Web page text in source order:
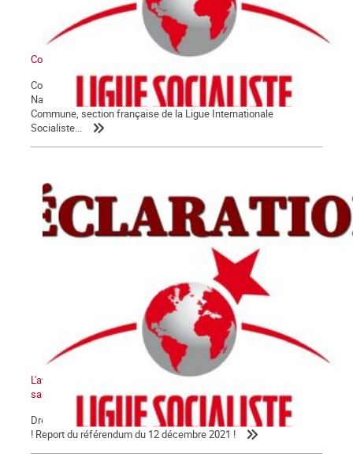
Communiqué du groupe La Commune
Conformément à ses statuts, et sur proposition de son Comité
National, l’assemblée générale des militant.e.s du groupe La
Commune, section française de la Ligue Internationale
Socialiste...
L'avenir de la Kanaky-Nouvelle-Calédonie ne peut pas se faire
sans le peuple kanak !
Droit au peuple kanak à disposer de lui-même et à l'indépendance
! Report du référendum du 12 décembre 2021 !